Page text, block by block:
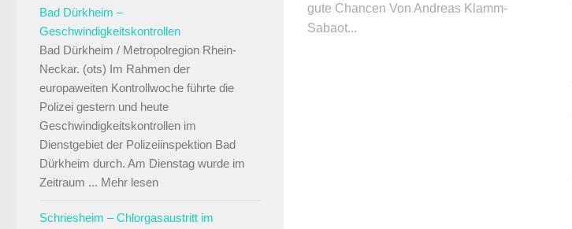
gute Chancen Von Andreas Klamm-
Sabaot...
Bad Dürkheim –
Geschwindigkeitskontrollen
Bad Dürkheim / Metropolregion Rhein-
Neckar. (ots) Im Rahmen der
europaweiten Kontrollwoche führte die
Polizei gestern und heute
Geschwindigkeitskontrollen im
Dienstgebiet der Polizeiinspektion Bad
Dürkheim durch. Am Dienstag wurde im
Zeitraum ... Mehr lesen
Schriesheim – Chlorgasaustritt im